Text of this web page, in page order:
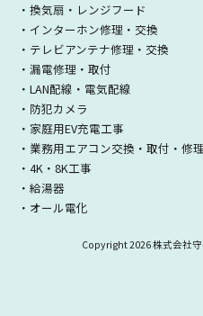
・換気扇・レンジフード
・インターホン修理・交換
・テレビアンテナ修理・交換
・漏電修理・取付
・LAN配線・電気配線
・防犯カメラ
・家庭用EV充電工事
・業務用エアコン交換・取付・修
・4K・8K工事
・給湯器
・オール電化
Copyright2026 株式会社